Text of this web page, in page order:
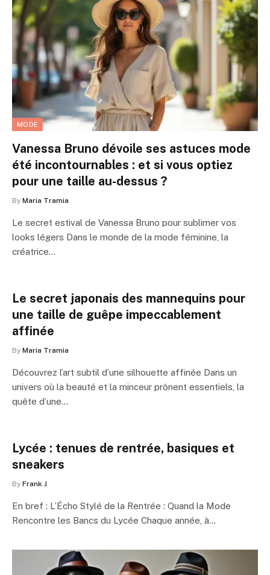
MODE
Vanessa Bruno dévoile ses astuces mode
été incontournables : et si vous optiez
pour une taille au-dessus ?
By Maria Tramia
Le secret estival de Vanessa Bruno pour sublimer vos
looks légers Dans le monde de la mode féminine, la
créatrice…
Le secret japonais des mannequins pour
une taille de guêpe impeccablement
affinée
By Maria Tramia
Découvrez l’art subtil d’une silhouette affinée Dans un
univers où la beauté et la minceur prônent essentiels, la
quête d’une…
Lycée : tenues de rentrée, basiques et
sneakers
By Frank J
En bref : L’Écho Stylé de la Rentrée : Quand la Mode
Rencontre les Bancs du Lycée Chaque année, à…